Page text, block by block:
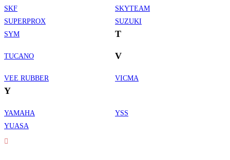
SKF
SKYTEAM
SUPERPROX
SUZUKI
SYM
T
TUCANO V
VEE RUBBER VICMA
Y
YAMAHA
YSS
YUASA